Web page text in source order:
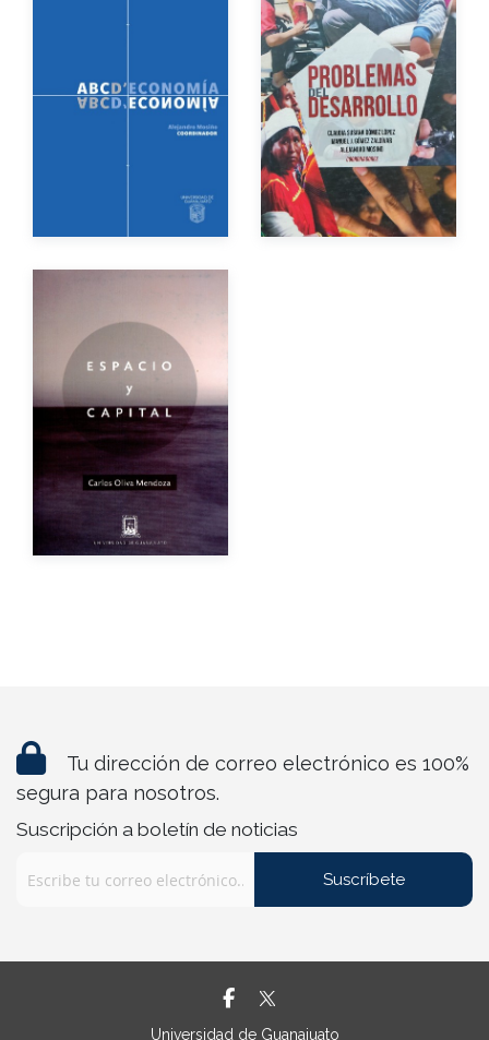
Año de edición
Autores
Año de edición
Impreso $350.00
Año de edición
$150.00
Tu dirección de correo electrónico es 100%
segura para nosotros.
Suscripción a boletín de noticias
Suscríbete
Universidad de Guanajuato